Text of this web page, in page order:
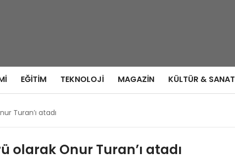
EĞITIM TEKNOLOJI MAGAZIN KÜLTÜR & SANAT
Turan’ı atadı
olarak Onur Turan’ı atadı